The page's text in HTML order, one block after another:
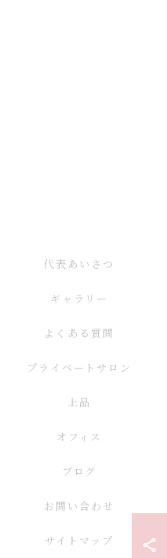
代表あいさつ
ギャラリー
よくある質問
プライベートサロン
上品
オフィス
ブログ
お問い合わせ
サイトマップ